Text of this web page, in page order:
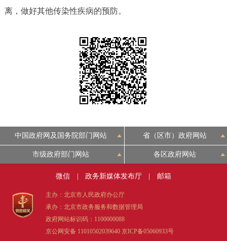
离，做好其他传染性疾病的预防。
中国政府网及国务院部门网站 省（区市）政府网站
市级政府部门网站 各区政府网站
微信 政务新媒体发布厅 邮箱
主办：北京市人民政府办公厅
承办：北京市政务服务和数据管理局
政府网站标识码：1100000088
京公网安备 11010502039640 京ICP备05060933号